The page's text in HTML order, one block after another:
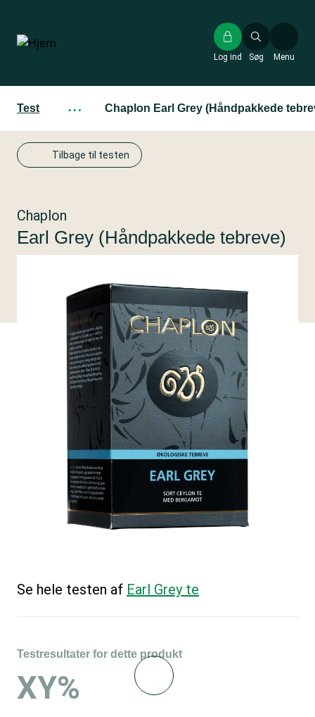
hovedindhold
Søg
Log ind Menu
Test ··· Chaplon Earl Grey (Håndpakkede
Tilbage til testen
Chaplon
Earl Grey (Håndpakkede tebreve)
Se hele testen af Earl Grey te
Testresultater for dette produkt
XY%